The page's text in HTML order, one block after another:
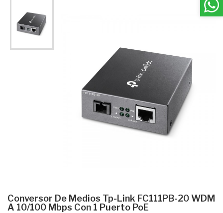
Conversor De Medios Tp-Link FC111PB-20 WDM
A 10/100 Mbps Con 1 Puerto PoE